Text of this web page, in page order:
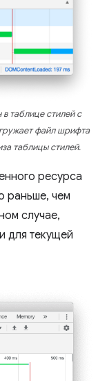
таблице стилей с
файл шрифта
таблицы стилей.
ресурса
раньше, чем
случае,
для текущей